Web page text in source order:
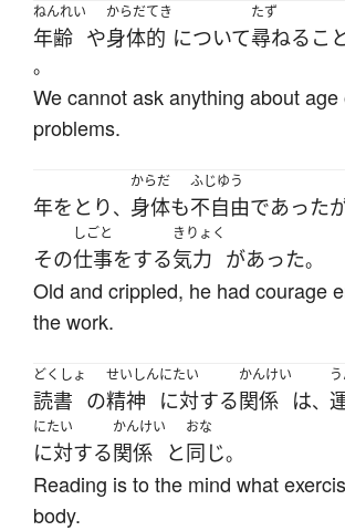
ねんれい
年齢 や
からだ
身体
てき
的 について
たず
尋ねる こ
。
We cannot ask anything about age
problems.
年をとり、
からだ
身体も
ふじゆう
不自由であった
その
しごと
仕事をする
きりょく
気力 があった。
Old and crippled, he had courage
the work.
どくしょ
読書 の
せいしん
精神
にたい
に対する
かんけい
関係 は、
にたい
に対する
かんけい
関係 と
おな
同じ。
Reading is to the mind what
body.